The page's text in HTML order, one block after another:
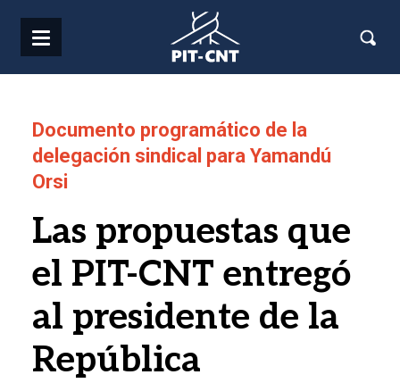
Documento programático de la
delegación sindical para Yamandú
Orsi
Las propuestas que
el PIT-CNT entregó
al presidente de la
República